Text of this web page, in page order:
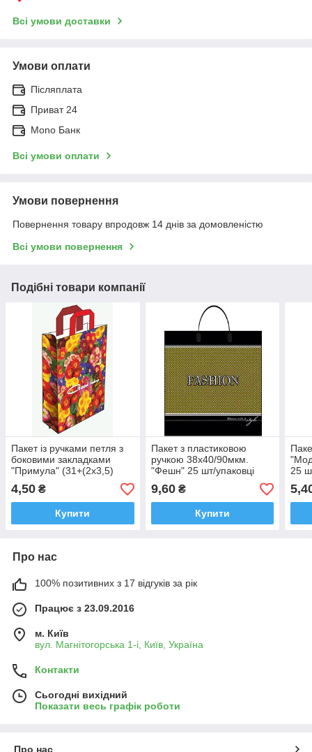
Всі умови доставки
Умови оплати
Післяплата
Приват 24
Mono Банк
Всі умови оплати
Умови повернення
Повернення товару впродовж 14 днів за домовленістю
Всі умови повернення
Подібні товари компанії
Пакет із ручками петля з
боковими закладками
"Примула" (31+(2х3,5)
х40) 80мкм 25 шт./
паковання
4,50 ₴
Купити
Пакет з пластиковою
ручкою 38х40/90мкм.
"Фешн" 25 шт/упаковці
9,60₴
Купити
25
Про нас
100% позитивних з 17 відгуків за рік
Працює з 23.09.2016
м. Київ
вул. Магнітогорська 1-і, Київ, Україна
Контакти
Сьогодні вихідний
Показати весь графік роботи
Про нас